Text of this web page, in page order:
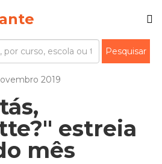
2019
estreia
mês